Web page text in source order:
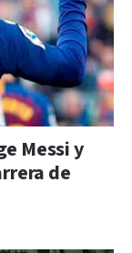
Messi y
de